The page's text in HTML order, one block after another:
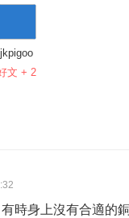
jkpigoo
文 + 2
時身上沒有合適的